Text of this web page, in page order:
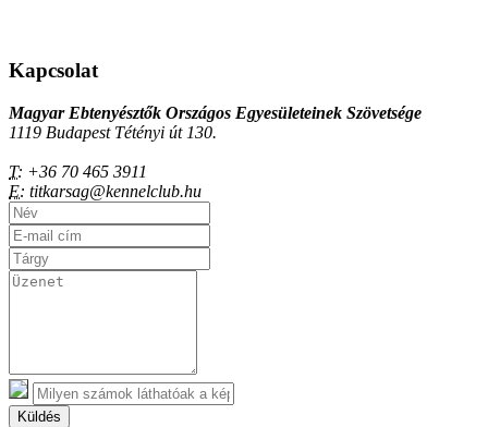
Kapcsolat
Magyar Ebtenyésztők Országos Egyesületeinek Szövetsége
1119 Budapest Tétényi út 130.
T: +36 70 465 3911
E: titkarsag@kennelclub.hu
Küldés